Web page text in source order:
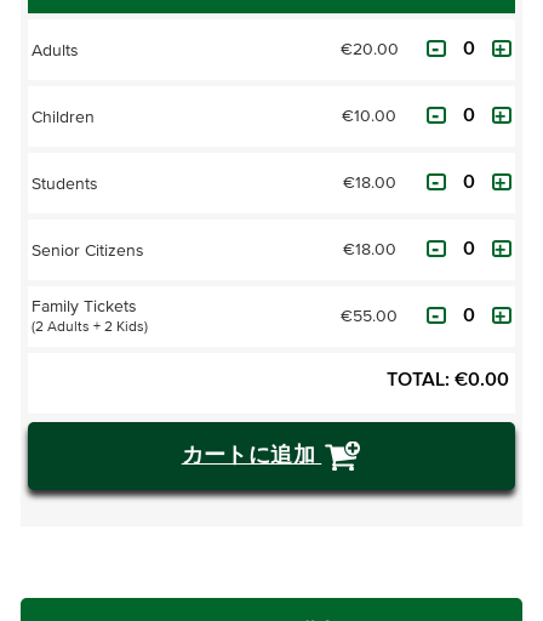
Adults €20.00
Children €10.00
Students €18.00
Senior Citizens €18.00
Family Tickets
(2 Adults + 2 Kids)
€55.00
TOTAL: €0.00
カートに追加